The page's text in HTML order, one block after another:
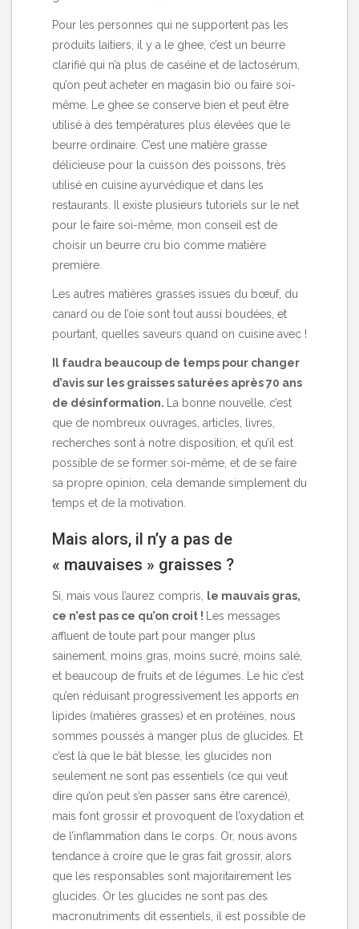
Pour les personnes qui ne supportent pas les
produits laitiers, il y a le ghee, c’est un beurre
clarifié qui n’a plus de caséine et de lactosérum,
qu’on peut acheter en magasin bio ou faire soi-
même. Le ghee se conserve bien et peut être
utilisé à des températures plus élevées que le
beurre ordinaire. C’est une matière grasse
délicieuse pour la cuisson des poissons, très
utilisé en cuisine ayurvédique et dans les
restaurants. Il existe plusieurs tutoriels sur le net
pour le faire soi-même, mon conseil est de
choisir un beurre cru bio comme matière
première.
Les autres matières grasses issues du bœuf, du
canard ou de l’oie sont tout aussi boudées, et
pourtant, quelles saveurs quand on cuisine avec !
Il faudra beaucoup de temps pour changer
d’avis sur les graisses saturées après 70 ans
de désinformation. La bonne nouvelle, c’est
que de nombreux ouvrages, articles, livres,
recherches sont à notre disposition, et qu’il est
possible de se former soi-même, et de se faire
sa propre opinion, cela demande simplement du
temps et de la motivation.
Mais alors, il n’y a pas de
« mauvaises » graisses ?
Si, mais vous l’aurez compris, le mauvais gras,
ce n’est pas ce qu’on croit ! Les messages
affluent de toute part pour manger plus
sainement, moins gras, moins sucré, moins salé,
et beaucoup de fruits et de légumes. Le hic c’est
qu’en réduisant progressivement les apports en
lipides (matières grasses) et en protéines, nous
sommes poussés à manger plus de glucides. Et
c’est là que le bât blesse, les glucides non
seulement ne sont pas essentiels (ce qui veut
dire qu’on peut s’en passer sans être carencé),
mais font grossir et provoquent de l’oxydation et
de l’inflammation dans le corps. Or, nous avons
tendance à croire que le gras fait grossir, alors
que les responsables sont majoritairement les
glucides. Or les glucides ne sont pas des
macronutriments dit essentiels, il est possible de